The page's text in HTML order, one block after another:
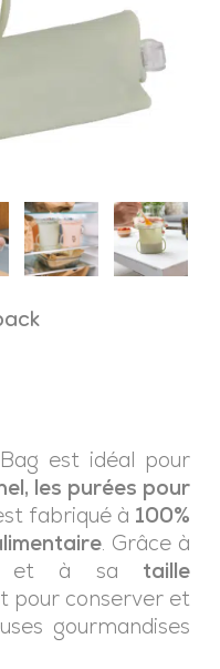
est idéal pour
les purées pour
fabriqué à 100%
. Grâce à
et à sa taille
pour conserver et
gourmandises